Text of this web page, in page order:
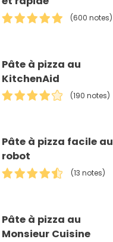
(600 notes)
Pâte à pizza au
KitchenAid
(190 notes)
Pâte à pizza facile au
robot
(13 notes)
Pâte à pizza au
Monsieur Cuisine